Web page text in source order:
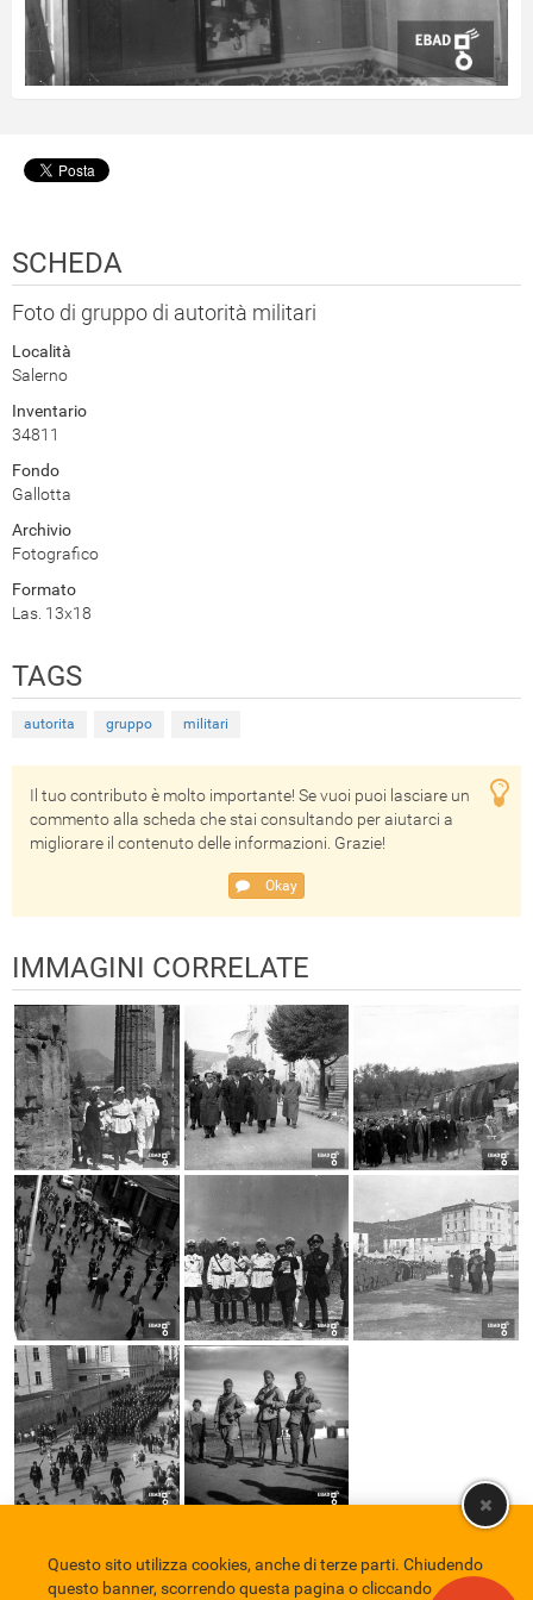
SCHEDA
Foto di gruppo di autorità militari
Località
Salerno
Inventario
34811
Fondo
Gallotta
Archivio
Fotografico
Formato
Las. 13x18
TAGS
autorita gruppo militari
Il tuo contributo è molto importante! Se vuoi puoi lasciare un
commento alla scheda che stai consultando per aiutarci a
migliorare il contenuto delle informazioni. Grazie!
Okay
IMMAGINI CORRELATE
Comune di Eboli Servizio Bibliotecario Nazionale Privacy policy
Questo sito utilizza cookies, anche di terze parti. Chiudendo
questo banner, scorrendo questa pagina o cliccando